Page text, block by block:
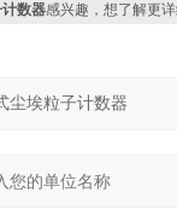
数器感兴趣，想了解更